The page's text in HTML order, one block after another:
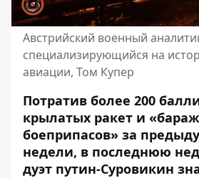
Австрийский военный
специализирующийся на
авиации, Том Купер
Потратив более 200
крылатых ракет и
боеприпасов» за
недели, в последнюю
дуэт путин-Суровикин